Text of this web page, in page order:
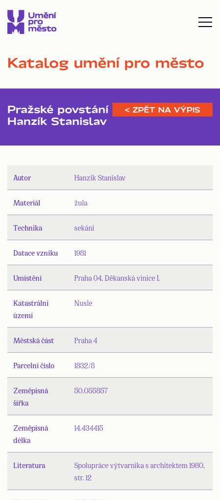
Katalog umění pro město
Pražské povstání
Hanzík Stanislav
< ZPĚT NA VÝPIS
Autor Hanzík Stanislav
Materiál žula
Technika sekání
Datace vzniku 1981
Umístění Praha 04, Děkanská vinice I.
Katastrální
území
Nusle
Městská část Praha 4
Parcelní číslo 1832/8
Zeměpisná
šířka
50.055857
Zeměpisná
délka
14.434415
Literatura
Spolupráce výtvarníka s architektem 1980,
str. 12